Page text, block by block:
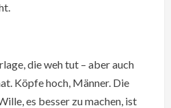
die weh tut – aber auch
Köpfe hoch, Männer. Die
es besser zu machen, ist